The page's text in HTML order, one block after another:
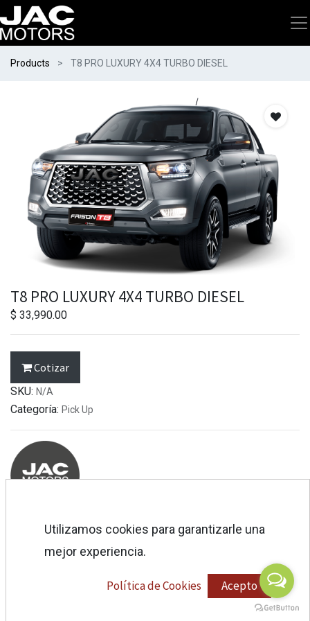
Products T8 PRO LUXURY 4X4 TURBO DIESEL
T8 PRO LUXURY 4X4 TURBO DIESEL
$ 33,990.00
Cotizar
SKU: N/A
Categoría: Pick Up
Especificaciones
Utilizamos cookies para garantizarle una
mejor experiencia.
Política de Cookies Acepto